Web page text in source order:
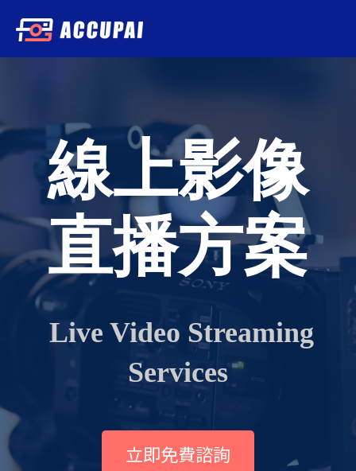
線上影像
直播方案
Live Video Streaming
Services
立即免費諮詢